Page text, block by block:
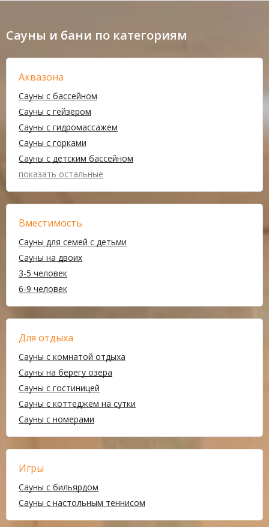
Сауны и бани по категориям
Аквазона
Сауны с бассейном
Сауны с гейзером
Сауны с гидромассажем
Сауны с горками
Сауны с детским бассейном
показать остальные
Вместимость
Сауны для семей с детьми
Сауны на двоих
3-5 человек
6-9 человек
Для отдыха
Сауны с комнатой отдыха
Сауны на берегу озера
Сауны с гостиницей
Сауны с коттеджем на сутки
Сауны с номерами
Игры
Сауны с бильярдом
Сауны с настольным теннисом